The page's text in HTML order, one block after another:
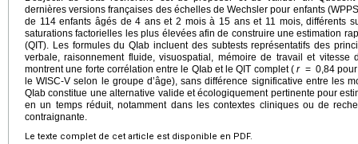
dernières versions françaises des échelles de Wechsler pour enfants
de 114 enfants âgés de 4 ans et 2 mois à 15 ans et 11 mois, différents
saturations factorielles les plus élevées afin de construire une estimation
(QIT). Les formules du QIab incluent des subtests représentatifs des
verbale, raisonnement fluide, visuospatial, mémoire de travail et vitesse
montrent une forte corrélation entre le QIab et le QIT complet (r = 0,84
le WISC-V selon le groupe d’âge), sans différence significative entre les
QIab constitue une alternative valide et écologiquement pertinente pour
en un temps réduit, notamment dans les contextes cliniques ou de
contraignante.
Le texte complet de cet article est disponible en PDF.